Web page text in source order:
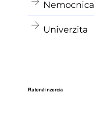
Nemocnica
Univerzita
Platená inzercia